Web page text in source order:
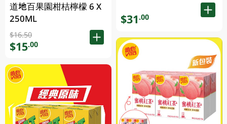
道地百果園柑桔檸檬 6 X
250ML
$16.50
$15.00
$31.00